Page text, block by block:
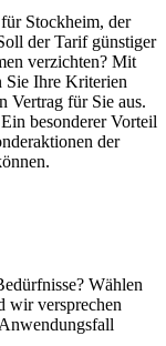
Stockheim, der
der Tarif günstiger
verzichten? Mit
Sie Ihre Kriterien
Vertrag für Sie aus.
besonderer Vorteil
der
Wählen
wir versprechen